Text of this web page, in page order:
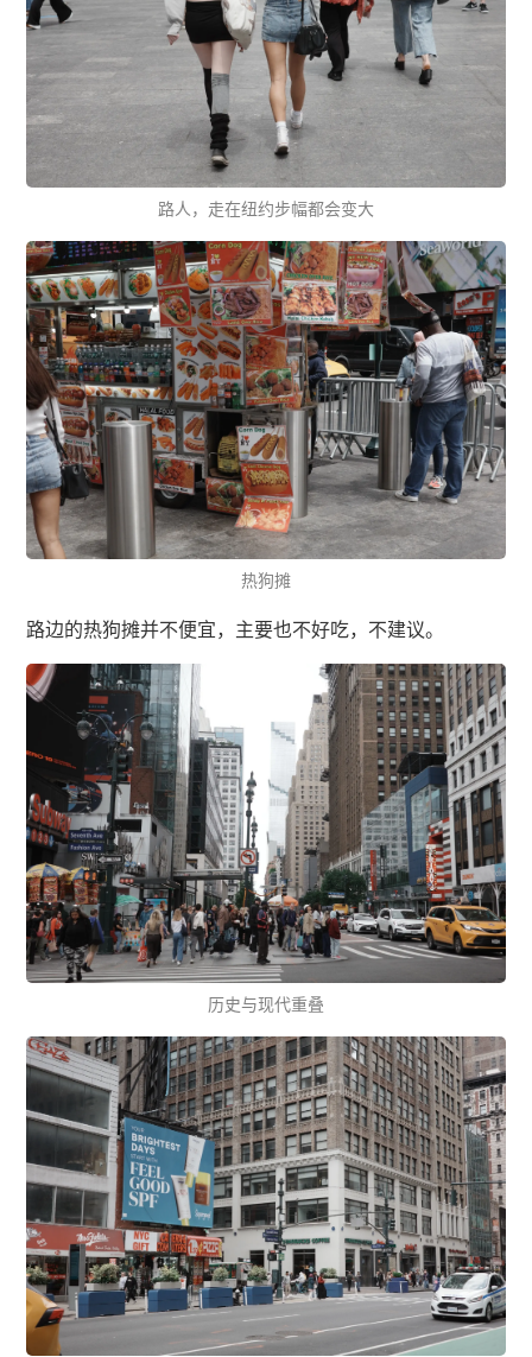
路人，走在纽约步幅都会变大
热狗摊
路边的热狗摊并不便宜，主要也不好吃，不建议。
历史与现代重叠